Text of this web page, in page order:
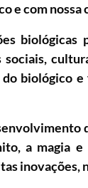
e com nossa
biológico e
a magia
inovações,